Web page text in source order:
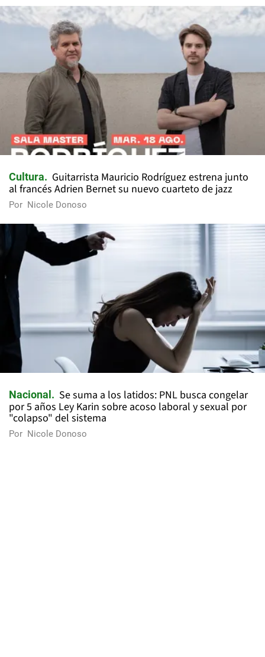
Cultura
Guitarrista Mauricio Rodríguez estrena junto
al francés Adrien Bernet su nuevo cuarteto de jazz
Por Nicole Donoso
Nacional
Se suma a los latidos: PNL busca congelar
por 5 años Ley Karin sobre acoso laboral y sexual por
"colapso" del sistema
Por Nicole Donoso